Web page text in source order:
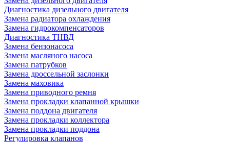
Диагностика дизельного двигателя
Замена радиатора охлаждения
Замена гидрокомпенсаторов
Диагностика ТНВД
Замена бензонасоса
Замена масляного насоса
Замена патрубков
Замена дроссельной заслонки
Замена маховика
Замена приводного ремня
Замена прокладки клапанной крышки
Замена поддона двигателя
Замена прокладки коллектора
Замена прокладки поддона
Регулировка клапанов